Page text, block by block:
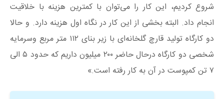
شروع کردیم، این کار را می‌توان با کمترین هزینه با خلاقیت
انجام داد. البته بخشی از این کار در نگاه اول هزینه دارد. و حالا
دو کارگاه تولید قارچ گلخانه‌ای با زیر بنای ۱۱۲ متر مربع وسرمایه
شخصی دو کارگاه درحال حاضر ۲۰۰ میلیون داریم که حدود ۵ الی
۷ تن کمپوست در آن به کار رفته است.»